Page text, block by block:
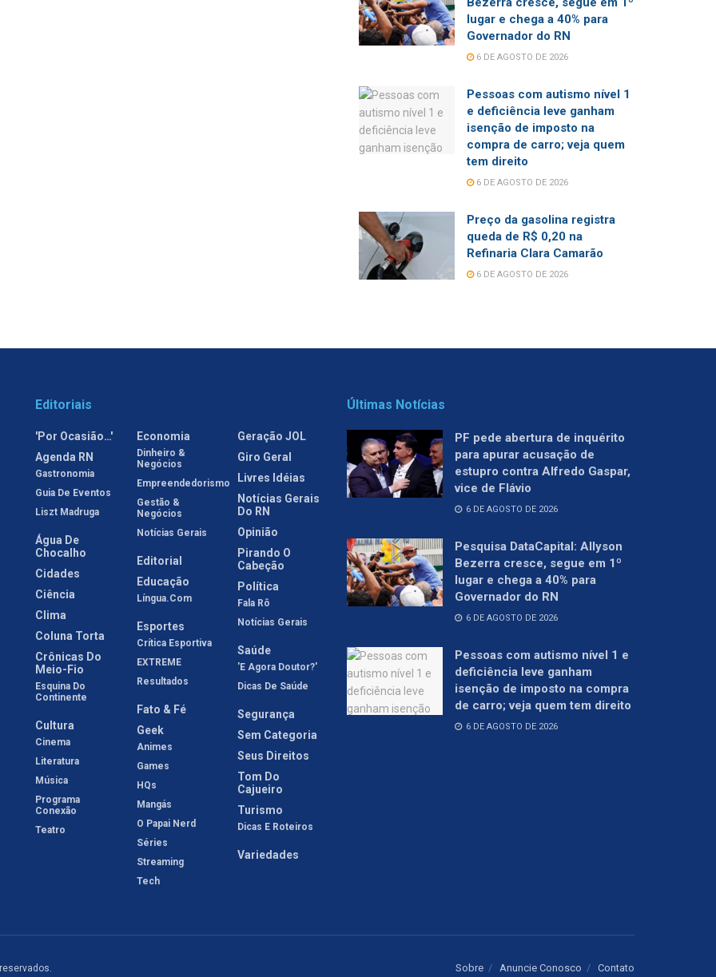
lugar e chega a 40% para
Governador do RN
6 DE AGOSTO DE 2026
Pessoas com autismo nível 1
e deficiência leve ganham
isenção de imposto na
compra de carro; veja quem
tem direito
6 DE AGOSTO DE 2026
Preço da gasolina registra
queda de R$ 0,20 na
Refinaria Clara Camarão
6 DE AGOSTO DE 2026
Editoriais
'Por Ocasião…'
Agenda RN
Gastronomia
Guia De Eventos
Liszt Madruga
Água De
Chocalho
Cidades
Ciência
Clima
Coluna Torta
Crônicas Do
Meio-Fio
Esquina Do
Continente
Cultura
Cinema
Literatura
Música
Programa
Conexão
Teatro
Economia
Dinheiro &
Negócios
Empreendedorismo
Gestão &
Negócios
Notícias Gerais
Editorial
Educação
Língua.com
Esportes
Crítica Esportiva
EXTREME
Resultados
Fato & Fé
Geek
Animes
Games
HQs
Mangás
O Papai Nerd
Séries
Streaming
Tech
Geração JOL
Giro Geral
Livres Idéias
Notícias Gerais
Do RN
Opinião
Pirando O
Cabeção
Política
Fala Rô
Notícias Gerais
Saúde
'E Agora Doutor?'
Dicas De Saúde
Segurança
Sem Categoria
Seus Direitos
Tom Do
Cajueiro
Turismo
Dicas E Roteiros
Variedades
Últimas Notícias
PF pede abertura de inquérito
para apurar acusação de
estupro contra Alfredo Gaspar,
vice de Flávio
6 DE AGOSTO DE 2026
Pesquisa DataCapital: Allyson
Bezerra cresce, segue em 1º
lugar e chega a 40% para
Governador do RN
6 DE AGOSTO DE 2026
Pessoas com autismo nível 1 e
deficiência leve ganham
isenção de imposto na compra
de carro; veja quem tem direito
6 DE AGOSTO DE 2026
Sobre Anuncie Conosco Contato